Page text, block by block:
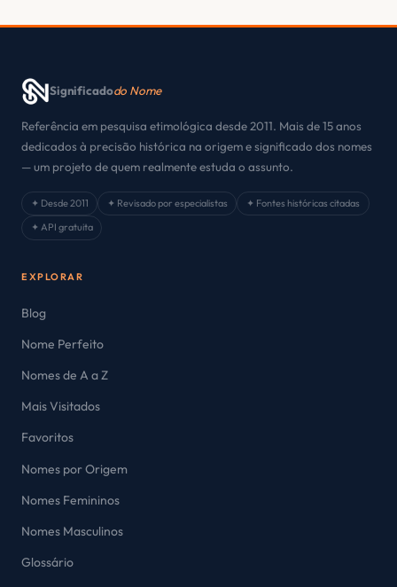
Significadodo Nome
Referência em pesquisa etimológica desde 2011. Mais de 15 anos
dedicados à precisão histórica na origem e significado dos nomes
— um projeto de quem realmente estuda o assunto.
✦ Desde 2011 ✦ Revisado por especialistas
✦ Fontes históricas citadas
✦ API gratuita
EXPLORAR
Blog
Nome Perfeito
Nomes de A a Z
Mais Visitados
Favoritos
Nomes por Origem
Nomes Femininos
Nomes Masculinos
Glossário